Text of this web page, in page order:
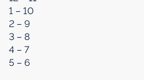
1 – 10
2 – 9
3 – 8
4 – 7
5 – 6